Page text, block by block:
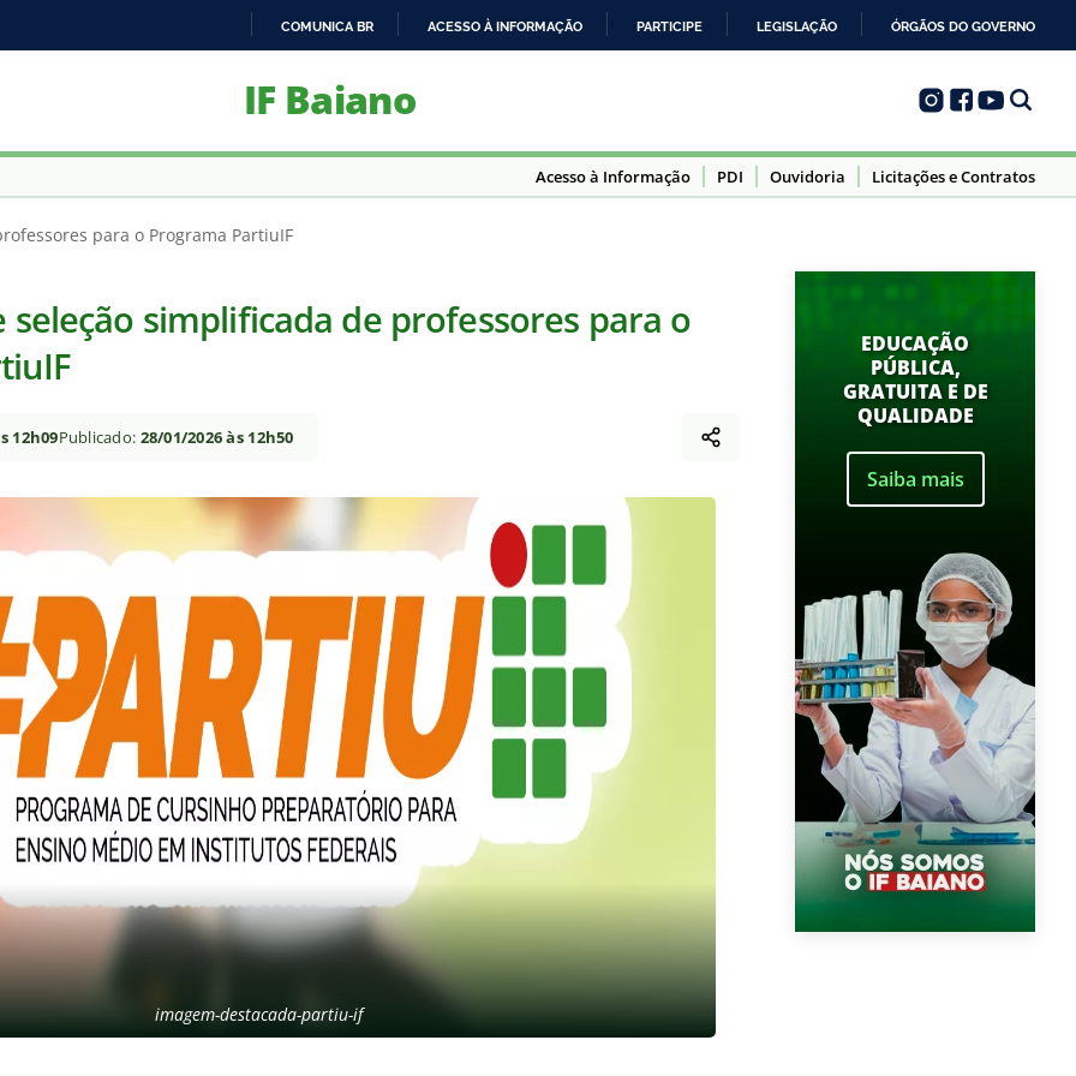
PARA
COMUNICA BR ACESSO À INFORMAÇÃO PARTICIPE LEGISLAÇÃO ÓRGÃOS DO GOVERNO
IF Baiano
Acesso à Informação PDI Ouvidoria Licitações e Contratos
para o Programa PartiuIF
seleção simplificada de professores para o
12h09Publicado: 28/01/2026 às 12h50
imagem-destacada-partiu-if
EDUCAÇÃO
PÚBLICA,
GRATUITA E DE
QUALIDADE
Saiba mais